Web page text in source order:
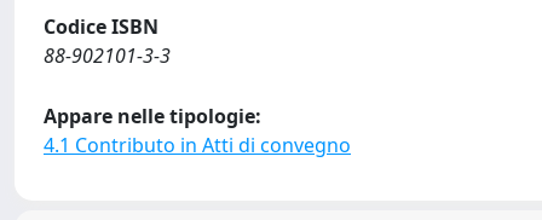
Codice ISBN
88-902101-3-3
Appare nelle tipologie:
4.1 Contributo in Atti di convegno